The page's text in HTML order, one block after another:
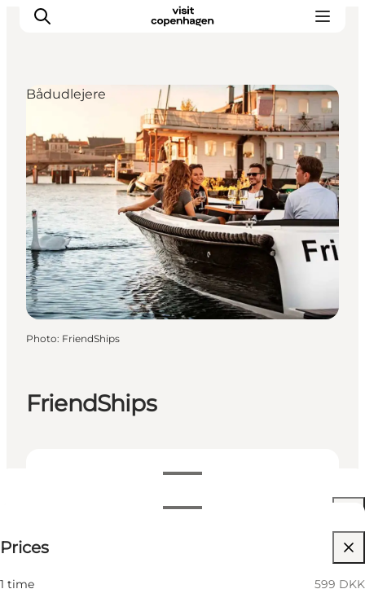
Aktiviteter
Mat och dryck
Planera din resa
FriendShips
View opening hours
Filtrera efter månad
6 August
Prices
1 time
599 DKK
Bådudlejere
Photo: FriendShips